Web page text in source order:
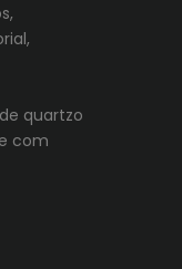
quartzo
com